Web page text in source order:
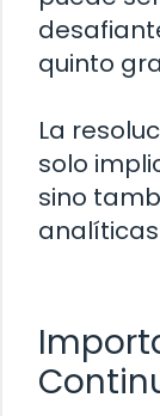
quinto
La
solo
sino